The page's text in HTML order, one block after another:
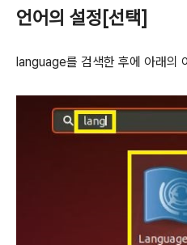
언어의 설정[선택]
language를 검색한 후에 아래의